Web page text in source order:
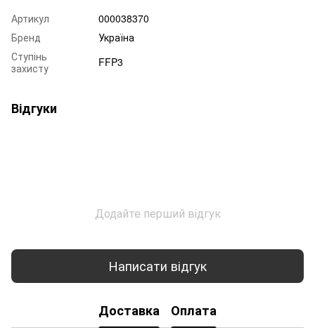
Артикул
000038370
Бренд
Україна
Ступінь
захисту
FFP3
Відгуки
Додайте перший відгук
Написати відгук
Доставка Оплата